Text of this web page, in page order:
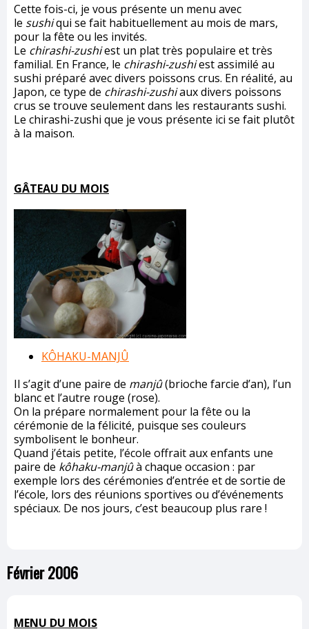
Cette fois-ci, je vous présente un menu avec
le sushiqui se fait habituellement au mois de mars,
pour la fête ou les invités.
Le chirashi-zushiest un plat très populaire et très
familial. En France, le chirashi-zushiest assimilé au
sushi préparé avec divers poissons crus. En réalité, au
Japon, ce type de chirashi-zushiaux divers poissons
crus se trouve seulement dans les restaurants sushi.
Le chirashi-zushi que je vous présente ici se fait plutôt
à la maison.
GÂTEAU DU MOIS
KÔHAKU-MANJÛ
Il s’agit d’une paire de manjû(brioche farcie d’an), l’un
blanc et l’autre rouge (rose).
On la prépare normalement pour la fête ou la
cérémonie de la félicité, puisque ses couleurs
symbolisent le bonheur.
Quand j’étais petite, l’école offrait aux enfants une
paire de kôhaku-manjûà chaque occasion : par
exemple lors des cérémonies d’entrée et de sortie de
l’école, lors des réunions sportives ou d’événements
spéciaux. De nos jours, c’est beaucoup plus rare !
Février 2006
MENU DU MOIS